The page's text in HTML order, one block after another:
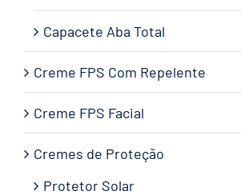
Capacete Aba Total
Creme FPS Com Repelente
Creme FPS Facial
Cremes de Proteção
Protetor Solar